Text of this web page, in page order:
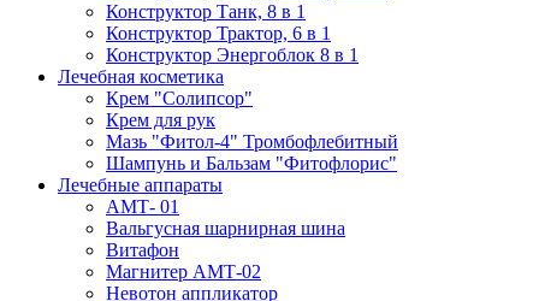
Конструктор Танк, 8 в 1
Конструктор Трактор, 6 в 1
Конструктор Энергоблок 8 в 1
Лечебная косметика
Крем "Солипсор"
Крем для рук
Мазь "Фитол-4" Тромбофлебитный
Шампунь и Бальзам "Фитофлорис"
Лечебные аппараты
АМТ- 01
Вальгусная шарнирная шина
Витафон
Магнитер АМТ-02
Невотон аппликатор